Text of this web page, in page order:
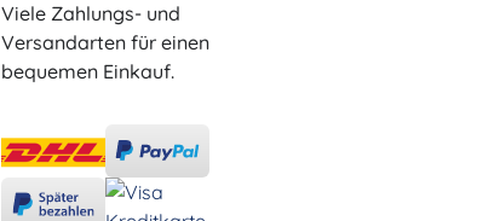
Viele Zahlungs- und
Versandarten für einen
bequemen Einkauf.